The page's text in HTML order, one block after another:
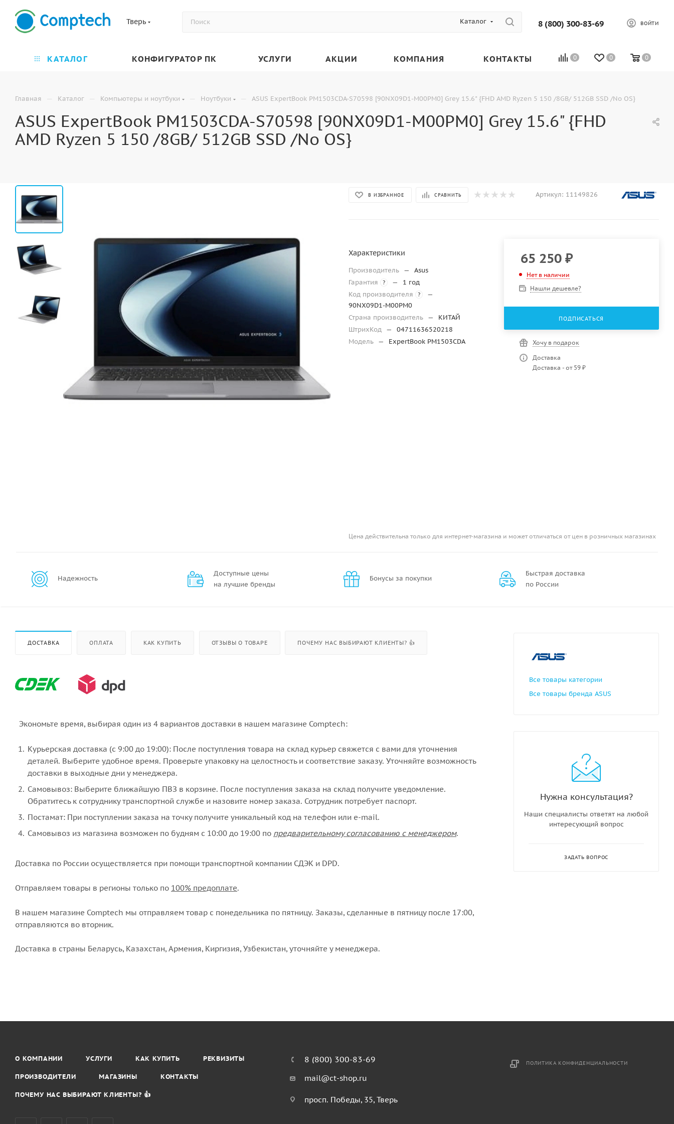
Тверь Каталог 8 (800) 300-83-69 ВОЙТИ
0 0 0
КАТАЛОГ КОНФИГУРАТОР ПК УСЛУГИ АКЦИИ КОМПАНИЯ КОНТАКТЫ
Главная — Каталог — Компьютеры и ноутбуки — Ноутбуки — ASUS ExpertBook PM1503CDA-S70598 [90NX09D1-M00PM0] Grey 15.6" {FHD AMD Ryzen 5 150 /8GB/ 512GB SSD /No OS}
ASUS ExpertBook PM1503CDA-S70598 [90NX09D1-M00PM0] Grey 15.6" {FHD
AMD Ryzen 5 150 /8GB/ 512GB SSD /No OS}
В ИЗБРАННОЕ СРАВНИТЬ Артикул: 11149826
Характеристики
Производитель —
Asus
Гарантия
? —
1 год
Код производителя
?
—
90NX09D1-M00PM0
Страна производитель —
КИТАЙ
ШтрихКод —
04711636520218
Модель — ExpertBook PM1503CDA
65 250₽
Нет в наличии
Нашли дешевле?
ПОДПИСАТЬСЯ
Хочу в подарок
Доставка
Доставка - от 59 ₽
Цена действительна только для интернет-магазина и может отличаться от цен в розничных магазинах
Надежность
Доступные цены
на лучшие бренды
Бонусы за покупки
Быстрая доставка
по России
ДОСТАВКА ОПЛАТА КАК КУПИТЬ ОТЗЫВЫ О ТОВАРЕ ПОЧЕМУ НАС ВЫБИРАЮТ КЛИЕНТЫ? 👍
Экономьте время, выбирая один из 4 вариантов доставки в нашем магазине Comptech:
Курьерская доставка (с 9:00 до 19:00): После поступления товара на склад курьер свяжется с вами для уточнения
деталей. Выберите удобное время. Проверьте упаковку на целостность и соответствие заказу. Уточняйте возможность
доставки в выходные дни у менеджера.
Самовывоз: Выберите ближайшую ПВЗ в корзине. После поступления заказа на склад получите уведомление.
Обратитесь к сотруднику транспортной службе и назовите номер заказа. Сотрудник потребует паспорт.
Постамат: При поступлении заказа на точку получите уникальный код на телефон или e-mail.
Самовывоз из магазина возможен по будням с 10:00 до 19:00 по предварительному согласованию с менеджером.
Доставка по России осуществляется при помощи транспортной компании СДЭК и DPD.
Отправляем товары в регионы только по 100% предоплате.
В нашем магазине Comptech мы отправляем товар с понедельника по пятницу. Заказы, сделанные в пятницу после 17:00,
отправляются во вторник.
Доставка в страны Беларусь, Казахстан, Армения, Киргизия, Узбекистан, уточняйте у менеджера.
Все товары категории
Все товары бренда ASUS
Нужна консультация?
Наши специалисты ответят на любой
интересующий вопрос
ЗАДАТЬ ВОПРОС
О КОМПАНИИ УСЛУГИ КАК КУПИТЬ РЕКВИЗИТЫ
ПРОИЗВОДИТЕЛИ МАГАЗИНЫ КОНТАКТЫ
ПОЧЕМУ НАС ВЫБИРАЮТ КЛИЕНТЫ? 👍
8 (800) 300-83-69
mail@ct-shop.ru
просп. Победы, 35, Тверь
ПОЛИТИКА КОНФИДЕНЦИАЛЬНОСТИ